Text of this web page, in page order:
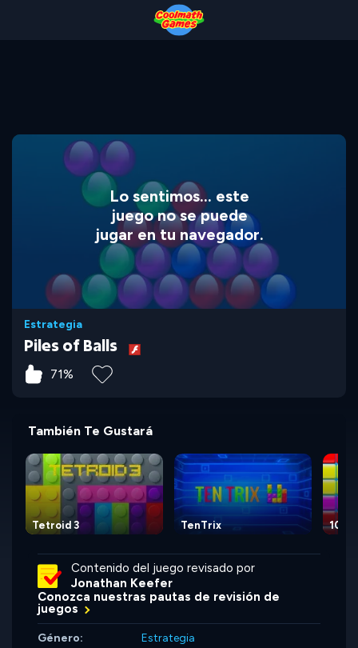
Lo sentimos... este
juego no se puede
jugar en tu navegador.
Estrategia
Piles of Balls
71%
También Te Gustará
Tetroid 3 TenTrix 10x10
Contenido del juego revisado por
Jonathan Keefer
Conozca nuestras pautas de revisión de
juegos
Género:
Estrategia